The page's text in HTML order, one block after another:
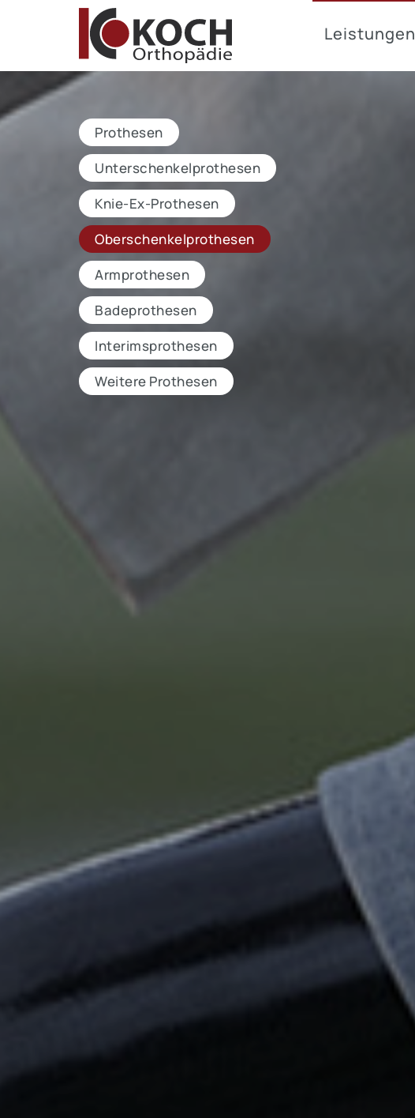
go to sitemap navigation
skip navigation and go to page content
jump to contact page
Leistungen
Prothesen
Unterschenkelprothesen
Knie-Ex-Prothesen
Oberschenkelprothesen
Armprothesen
Badeprothesen
Interimsprothesen
Weitere Prothesen